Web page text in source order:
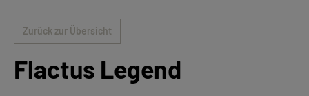
Zurück zur Übersicht
Flactus Legend